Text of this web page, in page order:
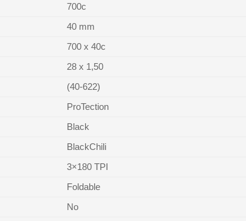
700c
40 mm
700 x 40c
28 x 1,50
(40-622)
ProTection
Black
BlackChili
3×180 TPI
Foldable
No